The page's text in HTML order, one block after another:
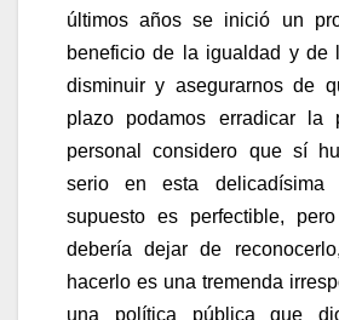
últimos años se inició un
beneficio de la igualdad y de
disminuir y asegurarnos de
plazo podamos erradicar la
personal considero que sí
serio en esta delicadísima
supuesto es perfectible,
debería dejar de
hacerlo es una tremenda
una política pública que